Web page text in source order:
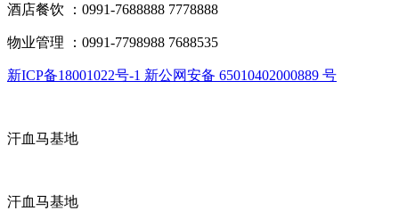
酒店餐饮 ：0991-7688888 7778888
物业管理 ：0991-7798988 7688535
新ICP备18001022号-1 新公网安备 65010402000889 号
汗血马基地
汗血马基地